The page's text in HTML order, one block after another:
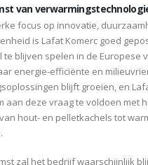
van
focus op innovatie,
is Lafat Komerc goed
te blijven spelen in de Europese
energie-efficiënte en
blijft groeien, en
aan deze vraag te voldoen met
hout- en pelletkachels tot
zal het bedrijf waarschijnlijk